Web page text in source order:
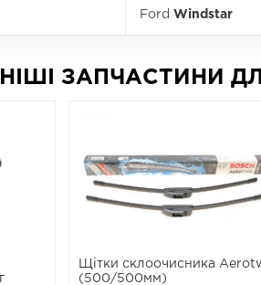
Ford Windstar
ЗАПЧАСТИНИ
Щітки склоочисника
(500/500мм)